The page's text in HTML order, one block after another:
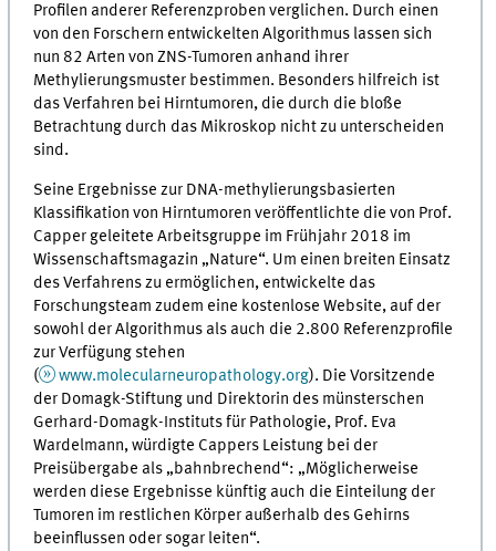
Profilen anderer Referenzproben verglichen. Durch einen
von den Forschern entwickelten Algorithmus lassen sich
nun 82 Arten von ZNS-Tumoren anhand ihrer
Methylierungsmuster bestimmen. Besonders hilfreich ist
das Verfahren bei Hirntumoren, die durch die bloße
Betrachtung durch das Mikroskop nicht zu unterscheiden
sind.
Seine Ergebnisse zur DNA-methylierungsbasierten
Klassifikation von Hirntumoren veröffentlichte die von Prof.
Capper geleitete Arbeitsgruppe im Frühjahr 2018 im
Wissenschaftsmagazin „Nature“. Um einen breiten Einsatz
des Verfahrens zu ermöglichen, entwickelte das
Forschungsteam zudem eine kostenlose Website, auf der
sowohl der Algorithmus als auch die 2.800 Referenzprofile
zur Verfügung stehen
(
www.molecularneuropathology.org). Die Vorsitzende
der Domagk-Stiftung und Direktorin des münsterschen
Gerhard-Domagk-Instituts für Pathologie, Prof. Eva
Wardelmann, würdigte Cappers Leistung bei der
Preisübergabe als „bahnbrechend“: „Möglicherweise
werden diese Ergebnisse künftig auch die Einteilung der
Tumoren im restlichen Körper außerhalb des Gehirns
beeinflussen oder sogar leiten“.